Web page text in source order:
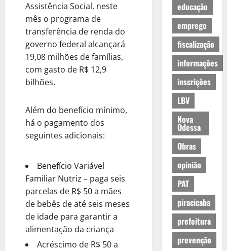
Assistência Social, neste
mês o programa de
transferência de renda do
governo federal alcançará
19,08 milhões de famílias,
com gasto de R$ 12,9
bilhões.
Além do benefício mínimo,
há o pagamento dos
seguintes adicionais:
Benefício Variável
Familiar Nutriz – paga seis
parcelas de R$ 50 a mães
de bebês de até seis meses
de idade para garantir a
alimentação da criança
Acréscimo de R$ 50 a
educação
emprego
fiscalização
informações
inscrições
LBV
Nova
Odessa
Obras
opinião
PAT
piracicaba
prefeitura
prevenção